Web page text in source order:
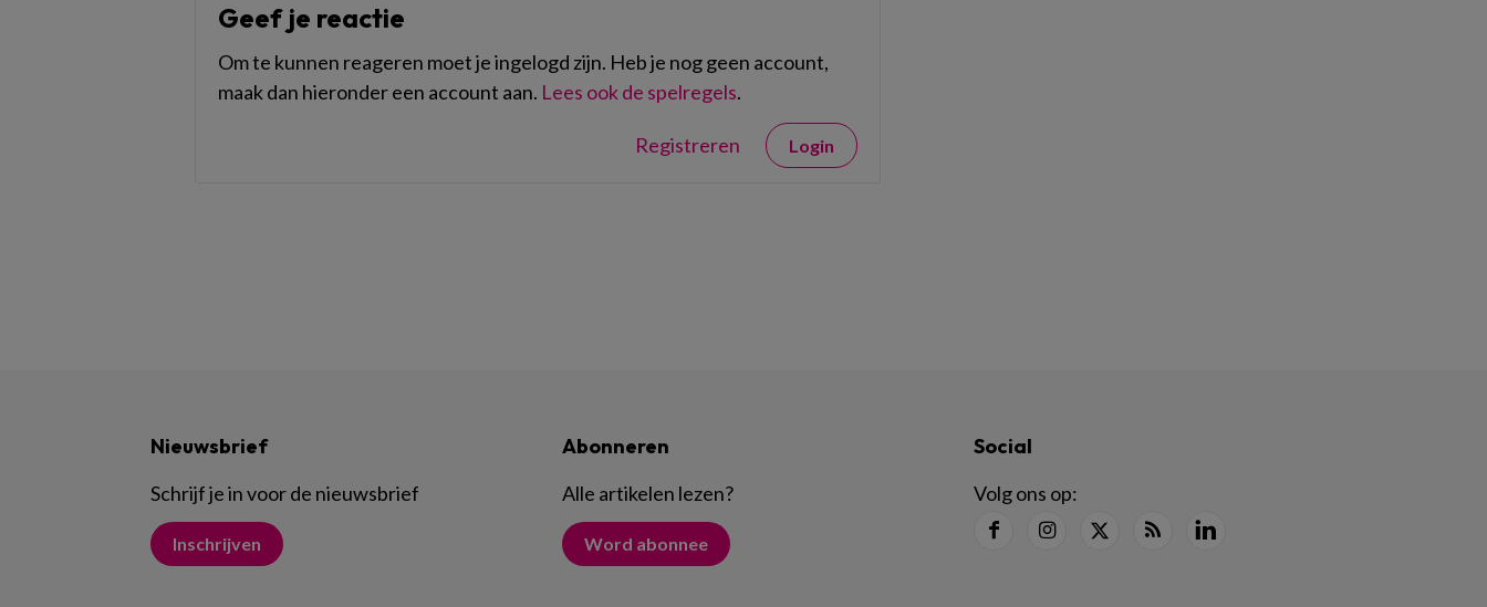
Geef je reactie
Om te kunnen reageren moet je ingelogd zijn. Heb je nog geen account,
maak dan hieronder een account aan. Lees ook de spelregels.
Registreren Login
Nieuwsbrief
Schrijf je in voor de nieuwsbrief
Inschrijven
Abonneren
Alle artikelen lezen?
Word abonnee
Social
Volg ons op: